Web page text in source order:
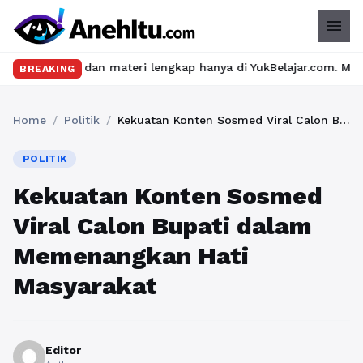
menu
BREAKING
materi lengkap hanya di YukBelajar.com. Mulai langkah
Home / Politik / Kekuatan Konten Sosmed Viral Calon Bupati dalam Memenangkan Hati Masyarakat
POLITIK
Kekuatan Konten Sosmed
Viral Calon Bupati dalam
Memenangkan Hati
Masyarakat
Editor